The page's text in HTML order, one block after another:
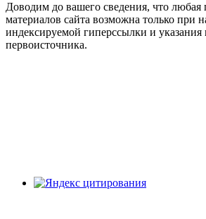
Доводим до вашего сведения, что любая
материалов сайта возможна только при
индексируемой гиперссылки и указания
первоисточника.